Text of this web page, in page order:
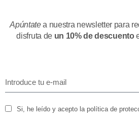
Apúntatea nuestra newsletter para
disfruta de un 10% de descuento
Si, he leído y acepto la política de